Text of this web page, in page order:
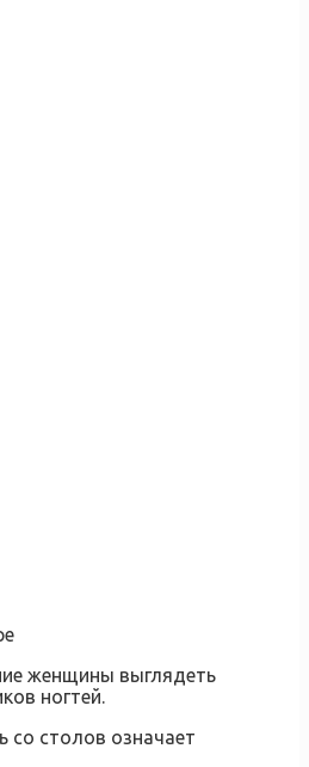
женщины выглядеть
ногтей.
со столов означает